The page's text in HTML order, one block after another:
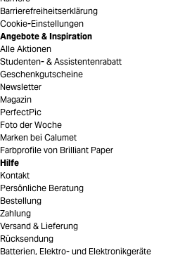
Barrierefreiheitserklärung
Cookie-Einstellungen
Angebote & Inspiration
Alle Aktionen
Studenten- & Assistentenrabatt
Geschenkgutscheine
Newsletter
Magazin
PerfectPic
Foto der Woche
Marken bei Calumet
Farbprofile von Brilliant Paper
Hilfe
Kontakt
Persönliche Beratung
Bestellung
Zahlung
Versand & Lieferung
Rücksendung
Batterien, Elektro- und Elektronikgeräte